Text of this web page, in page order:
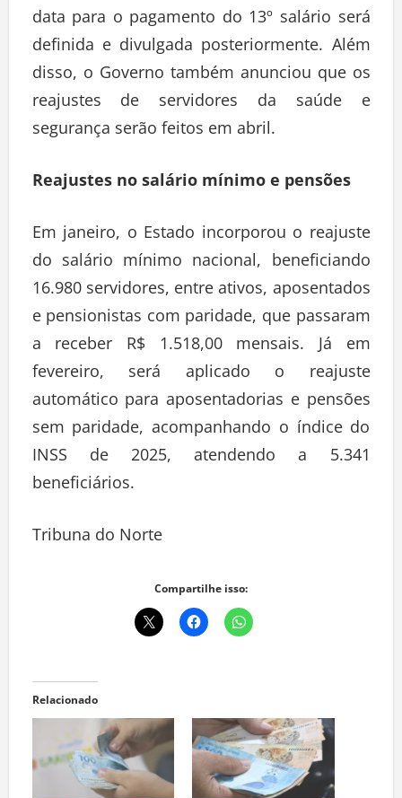
data para o pagamento do 13º salário será
definida e divulgada posteriormente. Além
disso, o Governo também anunciou que os
reajustes de servidores da saúde e
segurança serão feitos em abril.
Reajustes no salário mínimo e pensões
Em janeiro, o Estado incorporou o reajuste
do salário mínimo nacional, beneficiando
16.980 servidores, entre ativos, aposentados
e pensionistas com paridade, que passaram
a receber R$ 1.518,00 mensais. Já em
fevereiro, será aplicado o reajuste
automático para aposentadorias e pensões
sem paridade, acompanhando o índice do
INSS de 2025, atendendo a 5.341
beneficiários.
Tribuna do Norte
Compartilhe isso:
Relacionado